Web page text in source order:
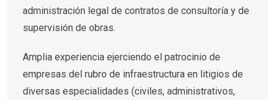
administración legal de contratos de consultoría y de
supervisión de obras.
Amplia experiencia ejerciendo el patrocinio de
empresas del rubro de infraestructura en litigios de
diversas especialidades (civiles, administrativos,